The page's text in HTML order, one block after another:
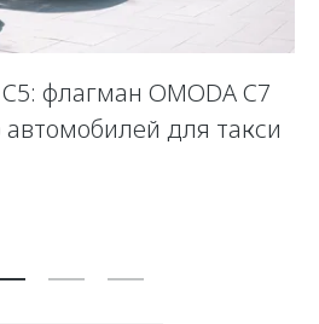
флагман OMODA C7
для такси